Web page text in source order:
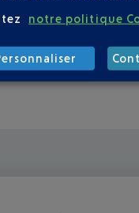
vingtaine de
Terminal et sur le
en journée et 200
notre politique